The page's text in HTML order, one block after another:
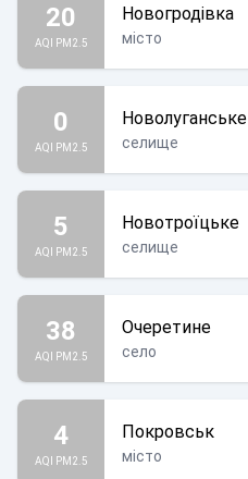
20
AQI PM2.5
Новогродівка
місто
0
AQI PM2.5
Новолуганське
селище
5
AQI PM2.5
Новотроїцьке
селище
38
AQI PM2.5
Очеретине
село
4
AQI PM2.5
Покровськ
місто